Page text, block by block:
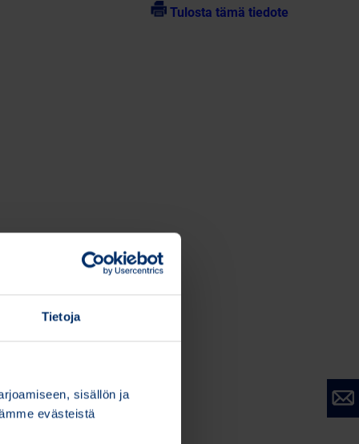
Tietoja
sisällön ja
evästeistä
Tulosta tämä tiedote